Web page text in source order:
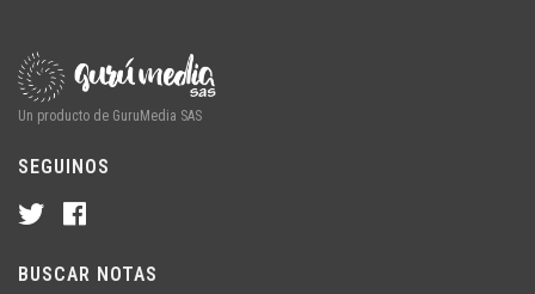
Un producto de GuruMedia SAS
SEGUINOS
BUSCAR NOTAS